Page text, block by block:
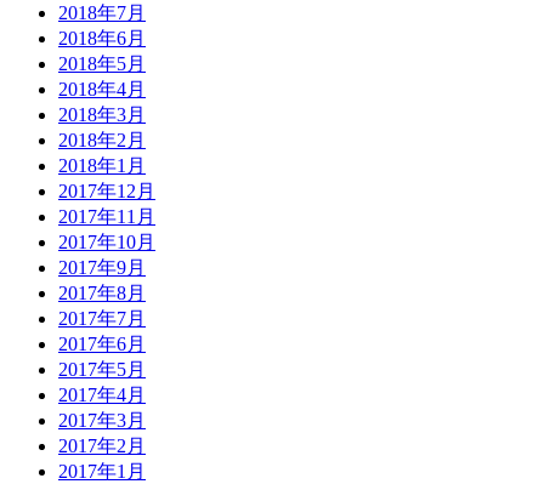
2018年7月
2018年6月
2018年5月
2018年4月
2018年3月
2018年2月
2018年1月
2017年12月
2017年11月
2017年10月
2017年9月
2017年8月
2017年7月
2017年6月
2017年5月
2017年4月
2017年3月
2017年2月
2017年1月